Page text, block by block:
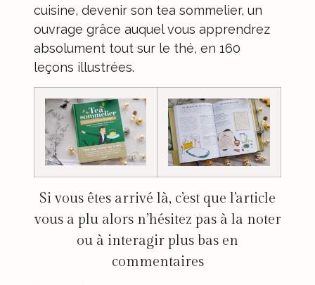
cuisine, devenir son tea sommelier, un
ouvrage grâce auquel vous apprendrez
absolument tout sur le thé, en 160
leçons illustrées.
Si vous êtes arrivé là, c’est que l’article
vous a plu alors n’hésitez pas à la noter
ou à interagir plus bas en
commentaires